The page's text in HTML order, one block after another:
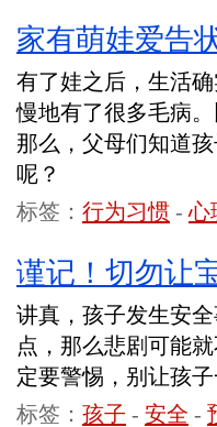
家有萌娃爱告
有了娃之后，生活
慢地有了很多毛病
那么，父母们知道
呢？
标签： 行为习惯 -心
谨记！切勿让
讲真，孩子发生安
点，那么悲剧可能
定要警惕，别让孩子
标签： 孩子 - 安全 -